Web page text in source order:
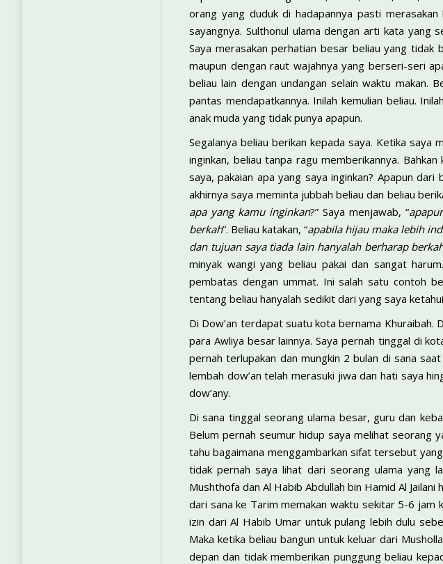
orang yang duduk di hadapannya pasti
sayangnya. Sulthonul ulama dengan arti kata yang
Saya merasakan perhatian besar beliau yang tidak
maupun dengan raut wajahnya yang berseri-seri
beliau lain dengan undangan selain waktu makan.
pantas mendapatkannya. Inilah kemulian beliau.
anak muda yang tidak punya apapun.
Segalanya beliau berikan kepada saya. Ketika
inginkan, beliau tanpa ragu memberikannya.
saya, pakaian apa yang saya inginkan? Apapun
akhirnya saya meminta jubbah beliau dan beliau
apa yang kamu inginkan?” Saya menjawab, “
berkah”. Beliau katakan, “apabila hijau maka lebih
dan tujuan saya tiada lain hanyalah berharap
minyak wangi yang beliau pakai dan sangat
pembatas dengan ummat. Ini salah satu contoh
tentang beliau hanyalah sedikit dari yang saya
Di Dow’an terdapat suatu kota bernama Khuraibah.
para Awliya besar lainnya. Saya pernah tinggal di
pernah terlupakan dan mungkin 2 bulan di sana
lembah dow’an telah merasuki jiwa dan hati saya
dow’any.
Di sana tinggal seorang ulama besar, guru dan
Belum pernah seumur hidup saya melihat seorang
tahu bagaimana menggambarkan sifat tersebut
tidak pernah saya lihat dari seorang ulama yang
Mushthofa dan Al Habib Abdullah bin Hamid Al
dari sana ke Tarim memakan waktu sekitar 5-6 jam
izin dari Al Habib Umar untuk pulang lebih dulu
Maka ketika beliau bangun untuk keluar dari
depan dan tidak memberikan punggung beliau